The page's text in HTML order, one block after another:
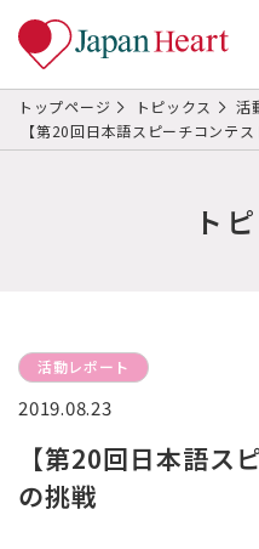
トップページ トピックス
活
【第20回日本語スピーチコンテ
ト
活動レポート
2019.08.23
【第20回日本語ス
の挑戦